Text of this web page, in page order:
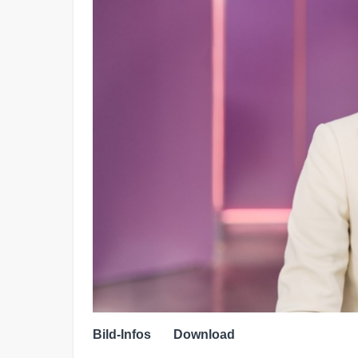
Bild-Infos Download